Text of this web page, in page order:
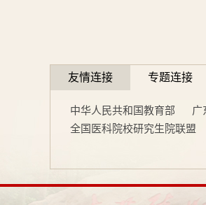
友情连接 专题连接
中华人民共和国教育部 广
全国医科院校研究生院联盟